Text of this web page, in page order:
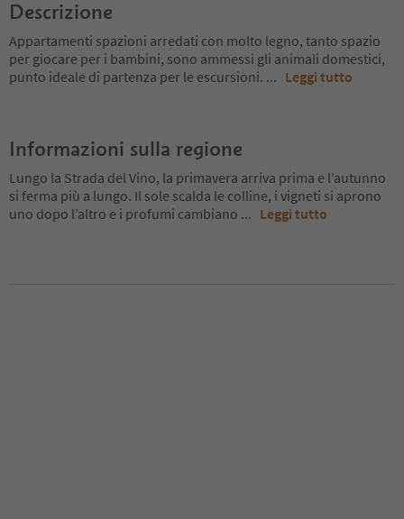
Descrizione
Appartamenti spazioni arredati con molto legno, tanto spazio
per giocare per i bambini, sono ammessi gli animali domestici,
punto ideale di partenza per le escursioni. ... Leggi tutto
Informazioni sulla regione
Lungo la Strada del Vino, la primavera arriva prima e l’autunno
si ferma più a lungo. Il sole scalda le colline, i vigneti si aprono
uno dopo l’altro e i profumi cambiano ... Leggi tutto